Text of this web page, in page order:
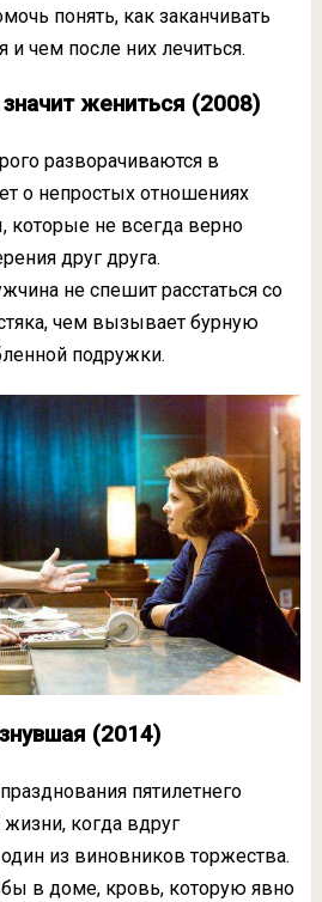
понять, как заканчивать
чем после них лечиться.
жениться (2008)
разворачиваются в
о непростых отношениях
не всегда верно
друг друга.
не спешит расстаться со
чем вызывает бурную
подружки.
(2014)
пятилетнего
когда вдруг
из виновников торжества.
в доме, кровь, которую явно